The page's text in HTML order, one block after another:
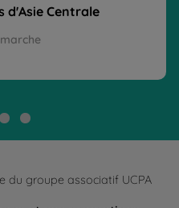
d'Asie Centrale
du groupe associatif UCPA